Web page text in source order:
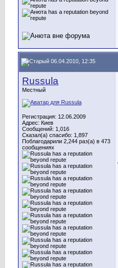
06.04.2010, 12:35
Russula
Местный
Регистрация: 12.06.2009
Адрес: Киев
Сообщений: 1,016
Сказал(а) спасибо: 1,897
Поблагодарили 2,244 раз(а) в 473
сообщениях